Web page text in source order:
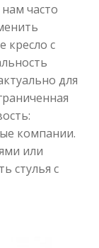
часто
кресло с
для
компании.
или
стулья с